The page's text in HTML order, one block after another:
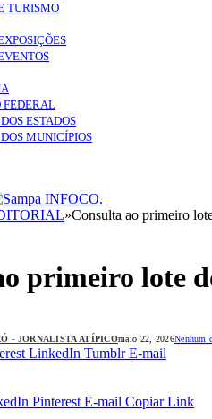
TURISMO
FEDERAL
ESTADOS
MUNICÍPIOS
»Consulta ao primeiro
primeiro lote
- JORNALISTA ATÍPICOmaio 22, 2026Nenhum
LinkedIn Tumblr E-mail
Pinterest E-mail Copiar Link